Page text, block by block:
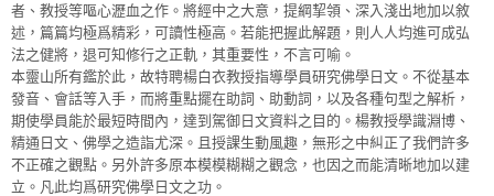
者、教授等嘔心瀝血之作。將經中之大意，提綱挈領、深入淺出地加以敘
述，篇篇均極爲精彩，可讀性極高。若能把握此解題，則人人均進可成弘
法之健將，退可知修行之正軌，其重要性，不言可喻。
本靈山所有鑑於此，故特聘楊白衣教授指導學員研究佛學日文。不從基本
發音、會話等入手，而將重點擺在助詞、助動詞，以及各種句型之解析，
期使學員能於最短時間內，達到駕御日文資料之目的。楊教授學識淵博、
精通日文、佛學之造詣尤深。且授課生動風趣，無形之中糾正了我們許多
不正確之觀點。另外許多原本模模糊糊之觀念，也因之而能清晰地加以建
立。凡此均爲研究佛學日文之功。